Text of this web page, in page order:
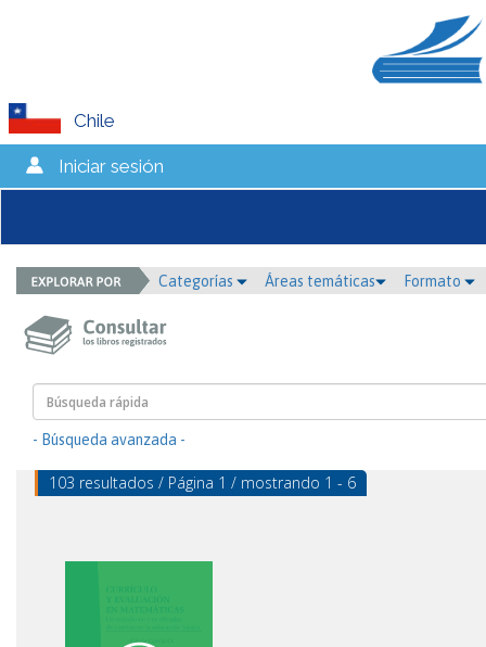
Chile
Iniciar sesión
Categorías Áreas temáticas Formato
- Búsqueda avanzada -
103 resultados / Página 1 / mostrando 1 - 6